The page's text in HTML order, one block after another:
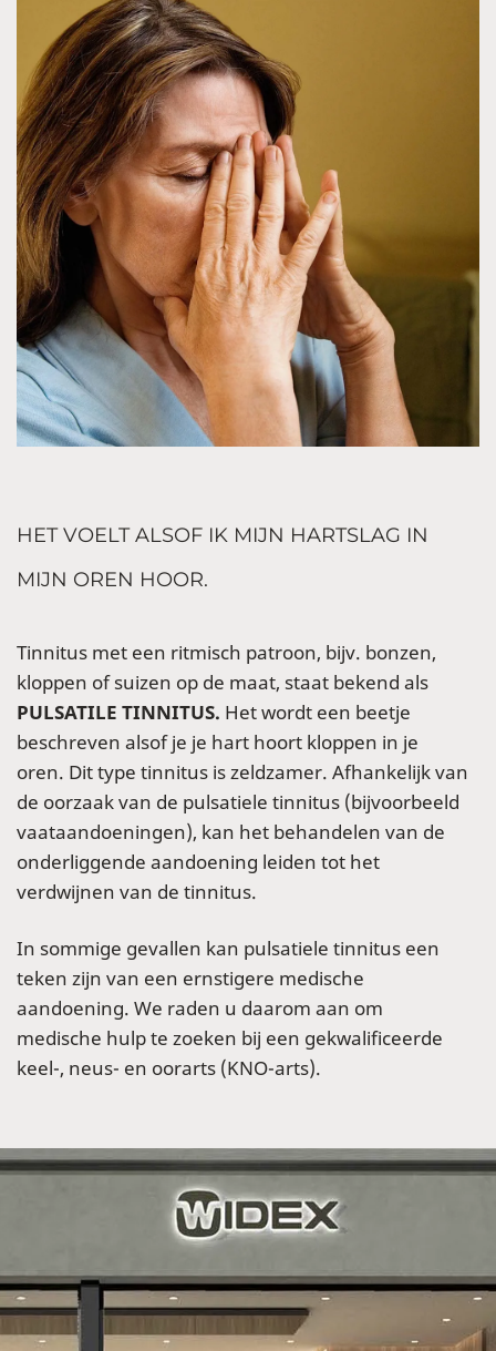
HET VOELT ALSOF IK MIJN HARTSLAG IN
MIJN OREN HOOR.
Tinnitus met een ritmisch patroon, bijv. bonzen,
kloppen of suizen op de maat, staat bekend als
PULSATILE TINNITUS. Het wordt een beetje
beschreven alsof je je hart hoort kloppen in je
oren. Dit type tinnitus is zeldzamer. Afhankelijk van
de oorzaak van de pulsatiele tinnitus (bijvoorbeeld
vaataandoeningen), kan het behandelen van de
onderliggende aandoening leiden tot het
verdwijnen van de tinnitus.
In sommige gevallen kan pulsatiele tinnitus een
teken zijn van een ernstigere medische
aandoening. We raden u daarom aan om
medische hulp te zoeken bij een gekwalificeerde
keel-, neus- en oorarts (KNO-arts).